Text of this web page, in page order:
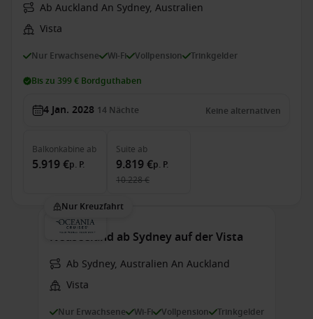
Ab Auckland An Sydney, Australien
Vista
Nur Erwachsene Wi-Fi Vollpension Trinkgelder
Bis zu 399 € Bordguthaben
4 Jan. 2028 14 Nächte Keine alternativen
Balkonkabine ab
5.919 €p. P.
Suite ab
9.819 €p. P.
10.228 €
Nur Kreuzfahrt
Neuseeland ab Sydney auf der Vista
Ab Sydney, Australien An Auckland
Vista
Nur Erwachsene Wi-Fi Vollpension Trinkgelder